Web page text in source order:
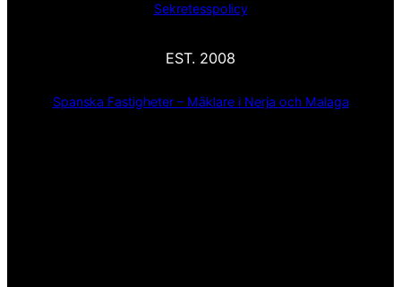
Sekretesspolicy
EST. 2008
Spanska Fastigheter – Mäklare i Nerja och Malaga